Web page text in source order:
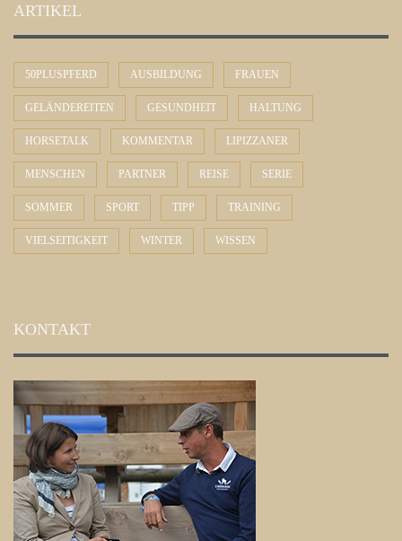
ARTIKEL
50PLUSPFERD AUSBILDUNG FRAUEN
GELÄNDEREITEN GESUNDHEIT HALTUNG
HORSETALK KOMMENTAR LIPIZZANER
MENSCHEN PARTNER REISE SERIE
SOMMER SPORT TIPP TRAINING
VIELSEITIGKEIT WINTER WISSEN
KONTAKT